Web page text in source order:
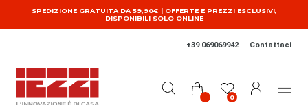
Salta al contenuto principale
SPEDIZIONE GRATUITA DA 59,90€ | OFFERTE E PREZZI ESCLUSIVI,
DISPONIBILI SOLO ONLINE
+39 069069942 Contattaci
0